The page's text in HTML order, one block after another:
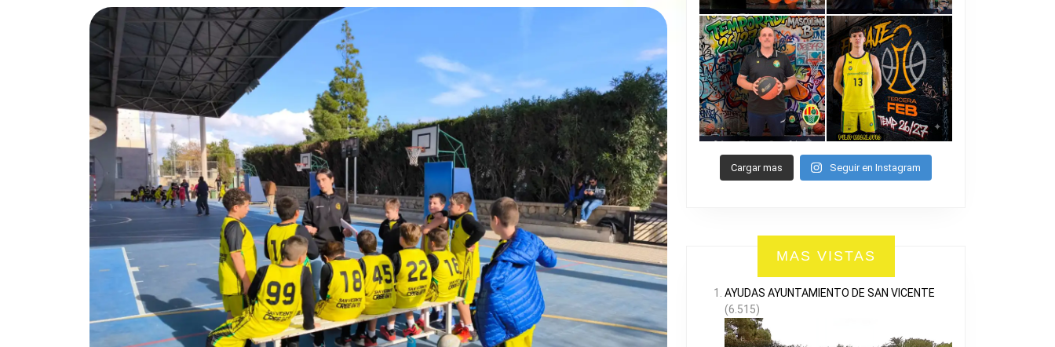
Cargar mas Seguir en Instagram
MAS VISTAS
AYUDAS AYUNTAMIENTO DE SAN VICENTE
(6.515)